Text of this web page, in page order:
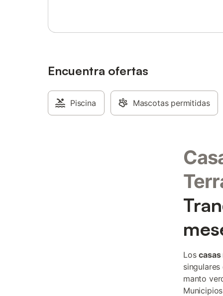
petición.
Encuentra ofertas
Piscina Mascotas permitidas
Los
manto